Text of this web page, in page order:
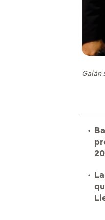
Galán